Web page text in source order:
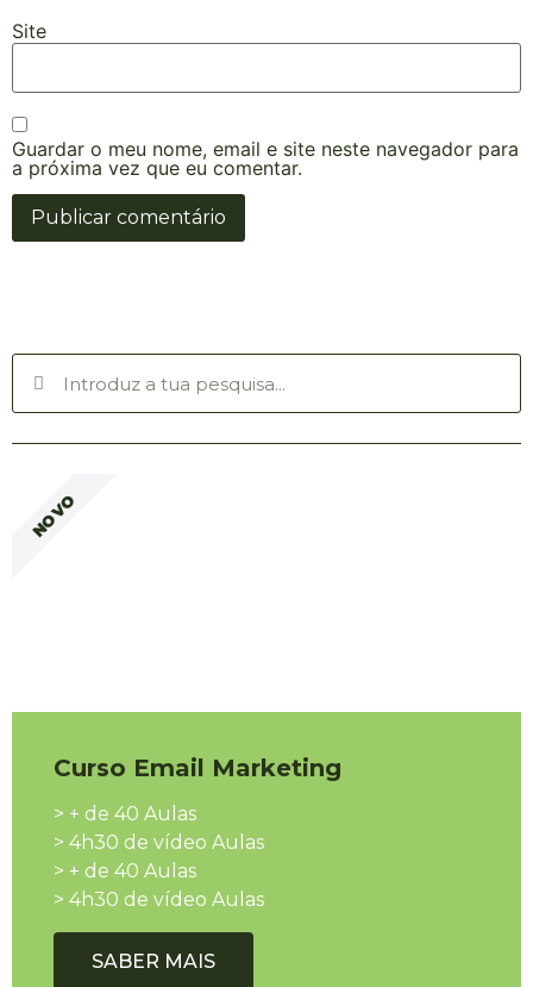
Site
Guardar o meu nome, email e site neste navegador para
a próxima vez que eu comentar.
Curso Email Marketing
> + de 40 Aulas
> 4h30 de vídeo Aulas
> + de 40 Aulas
> 4h30 de vídeo Aulas
SABER MAIS
NOVO